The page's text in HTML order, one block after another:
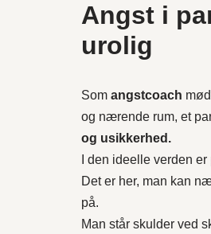
Angst i
urolig
Som angstcoach
og nærende rum, et
og usikkerhed.
I den ideelle verden
Det er her, man kan
på.
Man står skulder ved